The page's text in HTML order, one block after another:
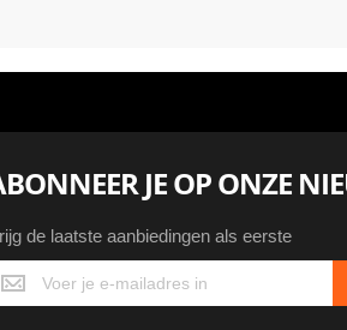
JE OP ONZE
de laatste aanbiedingen als eerste